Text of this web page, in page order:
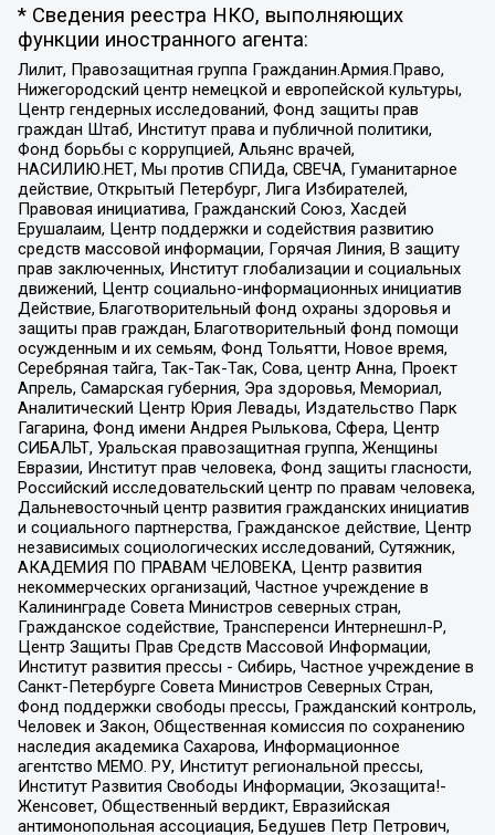
* Сведения реестра НКО, выполняющих
функции иностранного агента:
Лилит, Правозащитная группа Гражданин.Армия.Право,
Нижегородский центр немецкой и европейской культуры,
Центр гендерных исследований, Фонд защиты прав
граждан Штаб, Институт права и публичной политики,
Фонд борьбы с коррупцией, Альянс врачей,
НАСИЛИЮ.НЕТ, Мы против СПИДа, СВЕЧА, Гуманитарное
действие, Открытый Петербург, Лига Избирателей,
Правовая инициатива, Гражданский Союз, Хасдей
Ерушалаим, Центр поддержки и содействия развитию
средств массовой информации, Горячая Линия, В защиту
прав заключенных, Институт глобализации и социальных
движений, Центр социально-информационных инициатив
Действие, Благотворительный фонд охраны здоровья и
защиты прав граждан, Благотворительный фонд помощи
осужденным и их семьям, Фонд Тольятти, Новое время,
Серебряная тайга, Так-Так-Так, Сова, центр Анна, Проект
Апрель, Самарская губерния, Эра здоровья, Мемориал,
Аналитический Центр Юрия Левады, Издательство Парк
Гагарина, Фонд имени Андрея Рылькова, Сфера, Центр
СИБАЛЬТ, Уральская правозащитная группа, Женщины
Евразии, Институт прав человека, Фонд защиты гласности,
Российский исследовательский центр по правам человека,
Дальневосточный центр развития гражданских инициатив
и социального партнерства, Гражданское действие, Центр
независимых социологических исследований, Сутяжник,
АКАДЕМИЯ ПО ПРАВАМ ЧЕЛОВЕКА, Центр развития
некоммерческих организаций, Частное учреждение в
Калининграде Совета Министров северных стран,
Гражданское содействие, Трансперенси Интернешнл-Р,
Центр Защиты Прав Средств Массовой Информации,
Институт развития прессы - Сибирь, Частное учреждение в
Санкт-Петербурге Совета Министров Северных Стран,
Фонд поддержки свободы прессы, Гражданский контроль,
Человек и Закон, Общественная комиссия по сохранению
наследия академика Сахарова, Информационное
агентство МЕМО. РУ, Институт региональной прессы,
Институт Развития Свободы Информации, Экозащита!-
Женсовет, Общественный вердикт, Евразийская
антимонопольная ассоциация, Бедушев Петр Петрович,